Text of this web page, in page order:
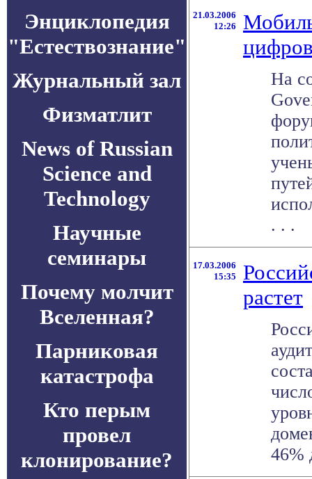
Энциклопедия
"Естествознание"
Журнальный зал
Физматлит
News of Russian
Science and
Technology
Научные
семинары
Почему молчит
Вселенная?
Парниковая
катастрофа
Кто перым
провел
клонирование?
21.03.2006
12:26
На
. . .
17.03.2006
15:35
растет
46%